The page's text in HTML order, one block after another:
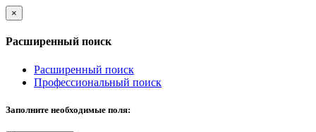
×
Расширенный поиск
Расширенный поиск
Профессиональный поиск
Заполните необходимые поля: